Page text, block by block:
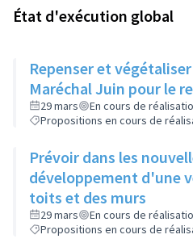
État d'exécution global
Repenser et
Maréchal Juin pour le
29 mars
En cours de
Propositions en cours de
Prévoir dans les
développement d'une
toits et des murs
29 mars
En cours de
Propositions en cours de